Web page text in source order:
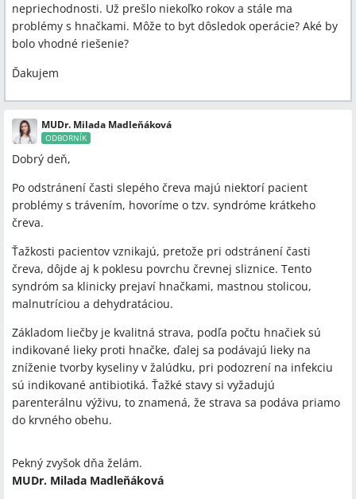
nepriechodnosti. Už prešlo niekoľko rokov a stále ma
problémy s hnačkami. Môže to byt dôsledok operácie? Aké by
bolo vhodné riešenie?
Ďakujem
MUDr. Milada Madleňáková
ODBORNÍK
Dobrý deň,
Po odstránení časti slepého čreva majú niektorí pacient
problémy s trávením, hovoríme o tzv. syndróme krátkeho
čreva.
Ťažkosti pacientov vznikajú, pretože pri odstránení časti
čreva, dôjde aj k poklesu povrchu črevnej sliznice. Tento
syndróm sa klinicky prejaví hnačkami, mastnou stolicou,
malnutríciou a dehydratáciou.
Základom liečby je kvalitná strava, podľa počtu hnačiek sú
indikované lieky proti hnačke, ďalej sa podávajú lieky na
zníženie tvorby kyseliny v žalúdku, pri podozrení na infekciu
sú indikované antibiotiká. Ťažké stavy si vyžadujú
parenterálnu výživu, to znamená, že strava sa podáva priamo
do krvného obehu.
Pekný zvyšok dňa želám.
MUDr. Milada Madleňáková